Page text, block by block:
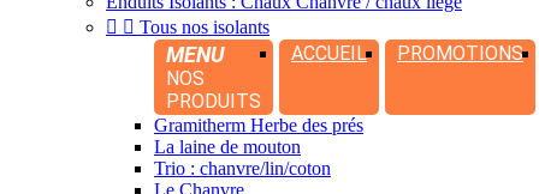
  Tous nos isolants
MENU
NOS
PRODUITS
ACCUEIL PROMOTIONS
Gramitherm Herbe des prés
La laine de mouton
Trio : chanvre/lin/coton
Le Chanvre